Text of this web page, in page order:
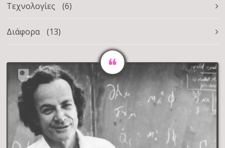
Τεχνολογίες (6)
Διάφορα (13)